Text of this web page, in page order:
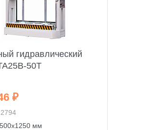
гидравлический
50T
₽
мм